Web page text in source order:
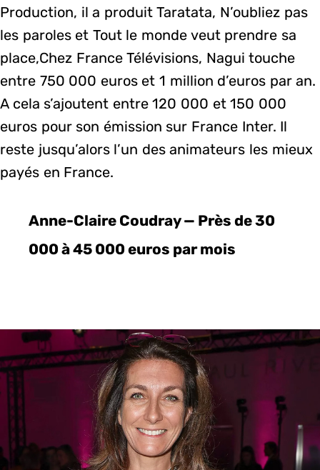
Production, il a produit Taratata, N’oubliez pas
les paroles et Tout le monde veut prendre sa
place,Chez France Télévisions, Nagui touche
entre 750 000 euros et 1 million d’euros par an.
A cela s’ajoutent entre 120 000 et 150 000
euros pour son émission sur France Inter. Il
reste jusqu’alors l’un des animateurs les mieux
payés en France.
Anne-Claire Coudray — Près de 30
000 à 45 000 euros par mois